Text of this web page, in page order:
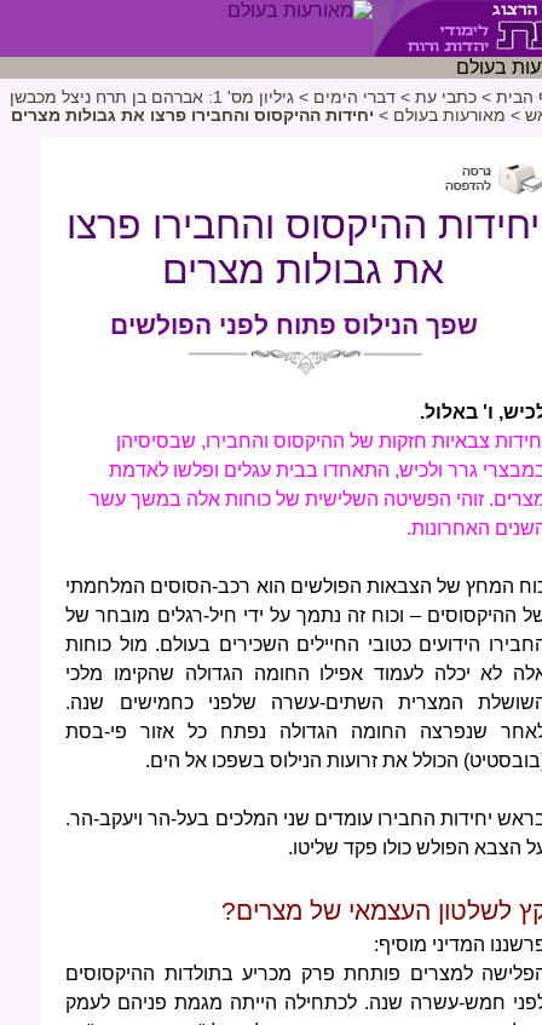
הבית > כתבי עת > דברי הימים >
גיליון מס' 1: אברהם בן תרח ניצל מכבשן
> מאורעות בעולם > יחידות ההיקסוס והחבירו פרצו את גבולות מצרים
יחידות ההיקסוס והחבירו פרצו
את גבולות מצרים
שפך הנילוס פתוח לפני הפולשים
ו' באלול.
צבאיות חזקות של ההיקסוס והחבירו, שבסיסיהן
גרר ולכיש, התאחדו בבית עגלים ופלשו לאדמת
זוהי הפשיטה השלישית של כוחות אלה במשך עשר
האחרונות.
המחץ של הצבאות הפולשים הוא רכב-הסוסים המלחמתי
ההיקסוסים – וכוח זה נתמך על ידי חיל-רגלים מובחר של
הידועים כטובי החיילים השכירים בעולם. מול כוחות
לא יכלה לעמוד אפילו החומה הגדולה שהקימו מלכי
המצרית השתים-עשרה שלפני כחמישים שנה.
שנפרצה החומה הגדולה נפתח כל אזור פי-בסת
הכולל את זרועות הנילוס בשפכו אל הים.
יחידות החבירו עומדים שני המלכים בעל-הר ויעקב-הר.
הצבא הפולש כולו פקד שליטו.
לשלטון העצמאי של מצרים?
המדיני מוסיף:
למצרים פותחת פרק מכריע בתולדות ההיקסוסים
חמש-עשרה שנה. לכתחילה הייתה מגמת פניהם לעמק